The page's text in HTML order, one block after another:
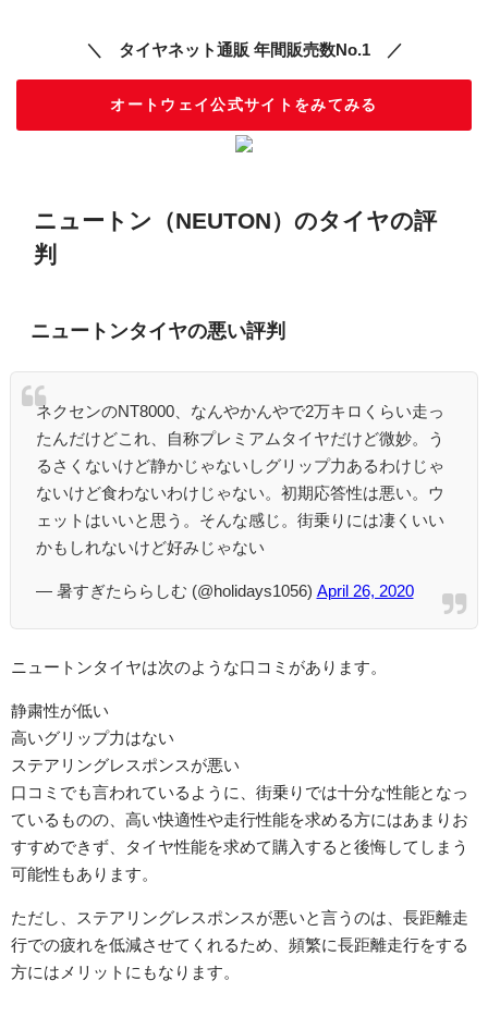
＼ タイヤネット通販 年間販売数No.1 ／
オートウェイ公式サイトをみてみる
ニュートン（NEUTON）のタイヤの評
判
ニュートンタイヤの悪い評判
ネクセンのNT8000、なんやかんやで2万キロくらい走っ
たんだけどこれ、自称プレミアムタイヤだけど微妙。う
るさくないけど静かじゃないしグリップ力あるわけじゃ
ないけど食わないわけじゃない。初期応答性は悪い。ウ
ェットはいいと思う。そんな感じ。街乗りには凄くいい
かもしれないけど好みじゃない
— 暑すぎたららしむ (@holidays1056) April 26, 2020
ニュートンタイヤは次のような口コミがあります。
静粛性が低い
高いグリップ力はない
ステアリングレスポンスが悪い
口コミでも言われているように、街乗りでは十分な性能となっ
ているものの、高い快適性や走行性能を求める方にはあまりお
すすめできず、タイヤ性能を求めて購入すると後悔してしまう
可能性もあります。
ただし、ステアリングレスポンスが悪いと言うのは、長距離走
行での疲れを低減させてくれるため、頻繁に長距離走行をする
方にはメリットにもなります。